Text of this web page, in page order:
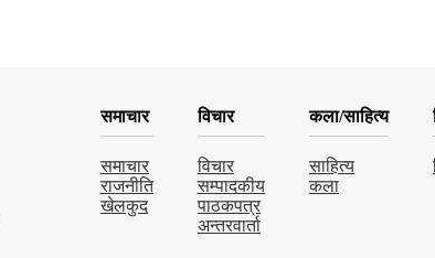
समाचार
समाचार
राजनीति
खेलकुद
विचार
विचार
सम्पादकीय
पाठकपत्र
अन्तरवार्ता
कला/साहित्य
साहित्य
कला